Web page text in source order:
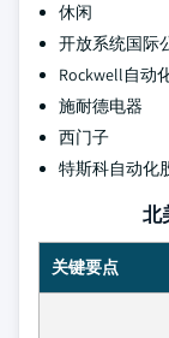
休闲
开放系统国际
Rockwell自动
施耐德电器
西门子
特斯科自动化
北
关键要点